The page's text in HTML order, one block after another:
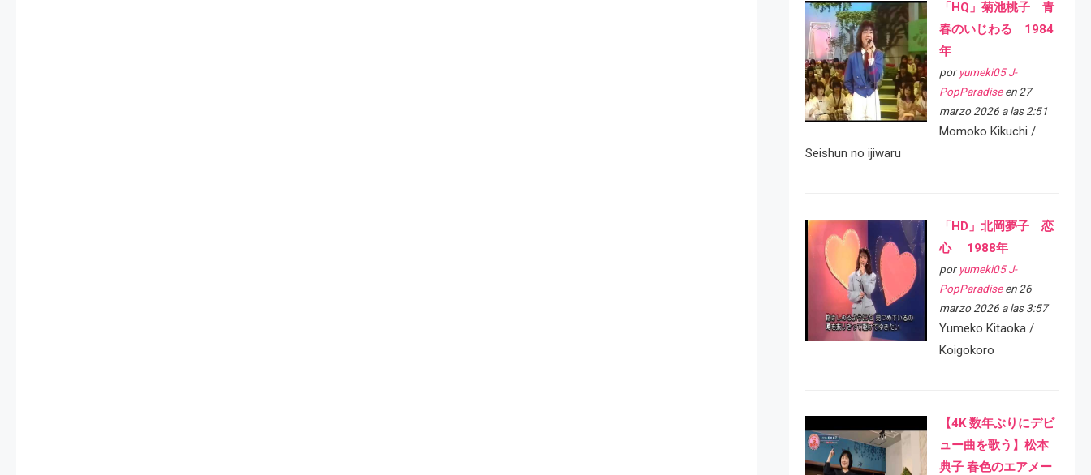
「HQ」菊池桃子 青
春のいじわる 1984
年
por yumeki05 J-
PopParadiseen 27
marzo 2026 a las 2:51
Momoko Kikuchi /
Seishun no ijiwaru
「HD」北岡夢子 恋
心 1988年
por yumeki05 J-
PopParadiseen 26
marzo 2026 a las 3:57
Yumeko Kitaoka /
Koigokoro
【4K 数年ぶりにデビ
ュー曲を歌う】松本
典子 春色のエアメー